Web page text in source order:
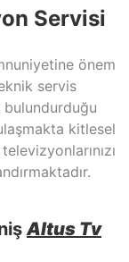
Servisi
önem
servis
kitlesel
Altus Tv